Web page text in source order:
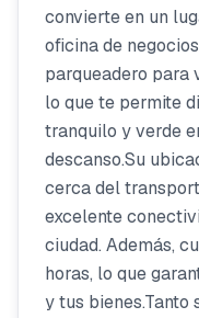
convierte en un
oficina de
parqueadero para
lo que te permite
tranquilo y verde
descanso.Su
cerca del
excelente
ciudad. Además,
horas, lo que
y tus